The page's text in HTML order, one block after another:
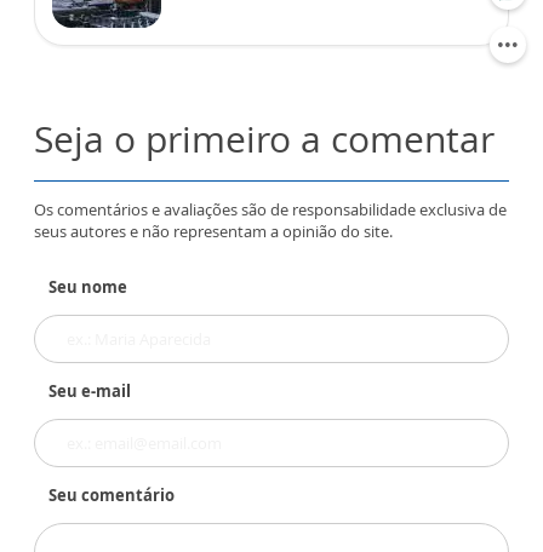
Seja o primeiro a comentar
Os comentários e avaliações são de responsabilidade exclusiva de
seus autores e não representam a opinião do site.
Seu nome
Seu e-mail
Seu comentário